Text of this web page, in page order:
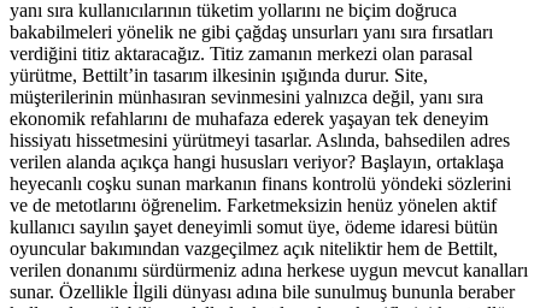
yanı sıra kullanıcılarının tüketim yollarını ne biçim doğruca
bakabilmeleri yönelik ne gibi çağdaş unsurları yanı sıra fırsatları
verdiğini titiz aktaracağız. Titiz zamanın merkezi olan parasal
yürütme, Bettilt’in tasarım ilkesinin ışığında durur. Site,
müşterilerinin münhasıran sevinmesini yalnızca değil, yanı sıra
ekonomik refahlarını de muhafaza ederek yaşayan tek deneyim
hissiyatı hissetmesini yürütmeyi tasarlar. Aslında, bahsedilen adres
verilen alanda açıkça hangi hususları veriyor? Başlayın, ortaklaşa
heyecanlı coşku sunan markanın finans kontrolü yöndeki sözlerini
ve de metotlarını öğrenelim. Farketmeksizin henüz yönelen aktif
kullanıcı sayılın şayet deneyimli somut üye, ödeme idaresi bütün
oyuncular bakımından vazgeçilmez açık niteliktir hem de Bettilt,
verilen donanımı sürdürmeniz adına herkese uygun mevcut kanalları
sunar. Özellikle İlgili dünyası adına bile sunulmuş bununla beraber